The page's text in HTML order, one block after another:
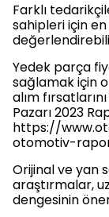
Farklı
sahipleri için
Yedek parça
sağlamak için
alım
Pazarı 2023
https://
otomotiv-
Orijinal ve yan
araştırmalar,
dengesinin